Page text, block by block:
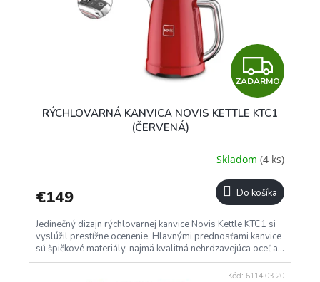
Z
A
D
A
R
M
O
ZADARMO
RÝCHLOVARNÁ KANVICA NOVIS KETTLE KTC1
(ČERVENÁ)
Skladom (4 ks)
€149 Do košíka
Jedinečný dizajn rýchlovarnej kanvice Novis Kettle KTC1 si
vyslúžil prestížne ocenenie. Hlavnými prednosťami kanvice
sú špičkové materiály, najmä kvalitná nehrdzavejúca oceľ a...
Kód: 6114.03.20